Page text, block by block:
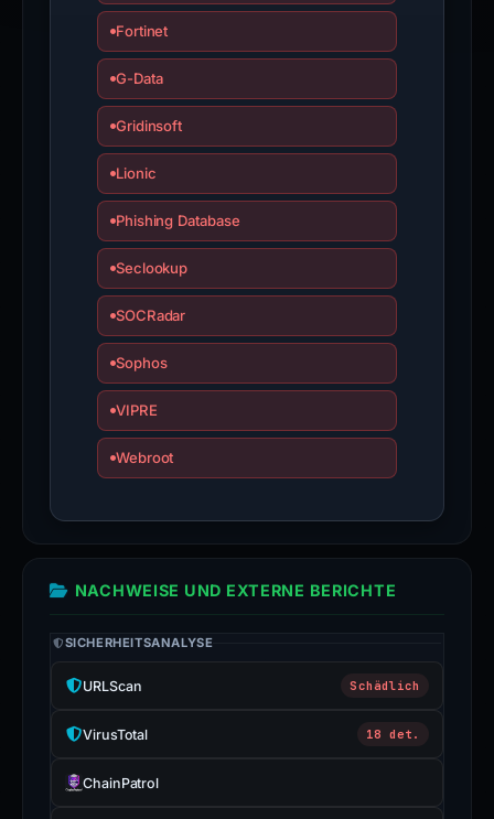
Fortinet
G-Data
Gridinsoft
Lionic
Phishing Database
Seclookup
SOCRadar
Sophos
VIPRE
Webroot
NACHWEISE UND EXTERNE BERICHTE
SICHERHEITSANALYSE
URLScan Schädlich
VirusTotal 18 det.
ChainPatrol